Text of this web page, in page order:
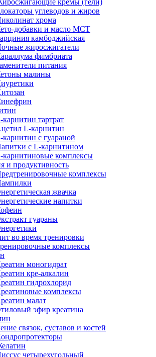
кремы (гели)
углеводов и жиров
хрома
добавки и масло МСТ
камбоджийская
жиросжигатели
фимбриата
питания
малины
карнитин тартрат
L-карнитин
карнитин с гуараной
c L-карнитином
карнитиновые комплексы
и продуктивность
комплексы
жвачка
напитки
гуараны
во время тренировки
комплексы
моногидрат
кре-алкалин
гидрохлорид
комплексы
малат
эфир креатина
связок, суставов и костей
четырехугольный